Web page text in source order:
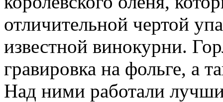
отличительной чертой
известной винокурни.
гравировка на фольге, а
Над ними работали